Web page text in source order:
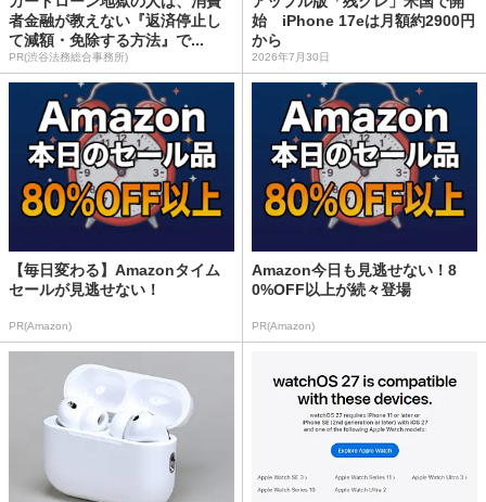
者金融が教えない『返済停止し
て減額・免除する方法』で...
PR(渋谷法務総合事務所)
始 iPhone 17eは月額約2900円
から
2026年7月30日
【毎日変わる】Amazonタイム
セールが見逃せない！
PR(Amazon)
Amazon今日も見逃せない！8
0%OFF以上が続々登場
PR(Amazon)